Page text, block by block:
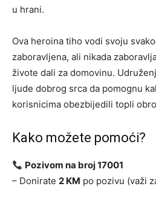
u hrani.
Ova heroina tiho vodi svoju
zaboravljena, ali nikada
živote dali za domovinu.
ljude dobrog srca da pomognu
korisnicima obezbijedili topli
Kako možete pomoći?
Pozivom na broj 17001
– Donirate 2 KM po pozivu (važi